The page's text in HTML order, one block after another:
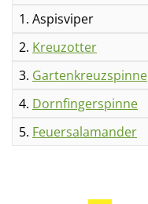
1. Aspisviper
2. Kreuzotter
3. Gartenkreuzspinne
4. Dornfingerspinne
5. Feuersalamander